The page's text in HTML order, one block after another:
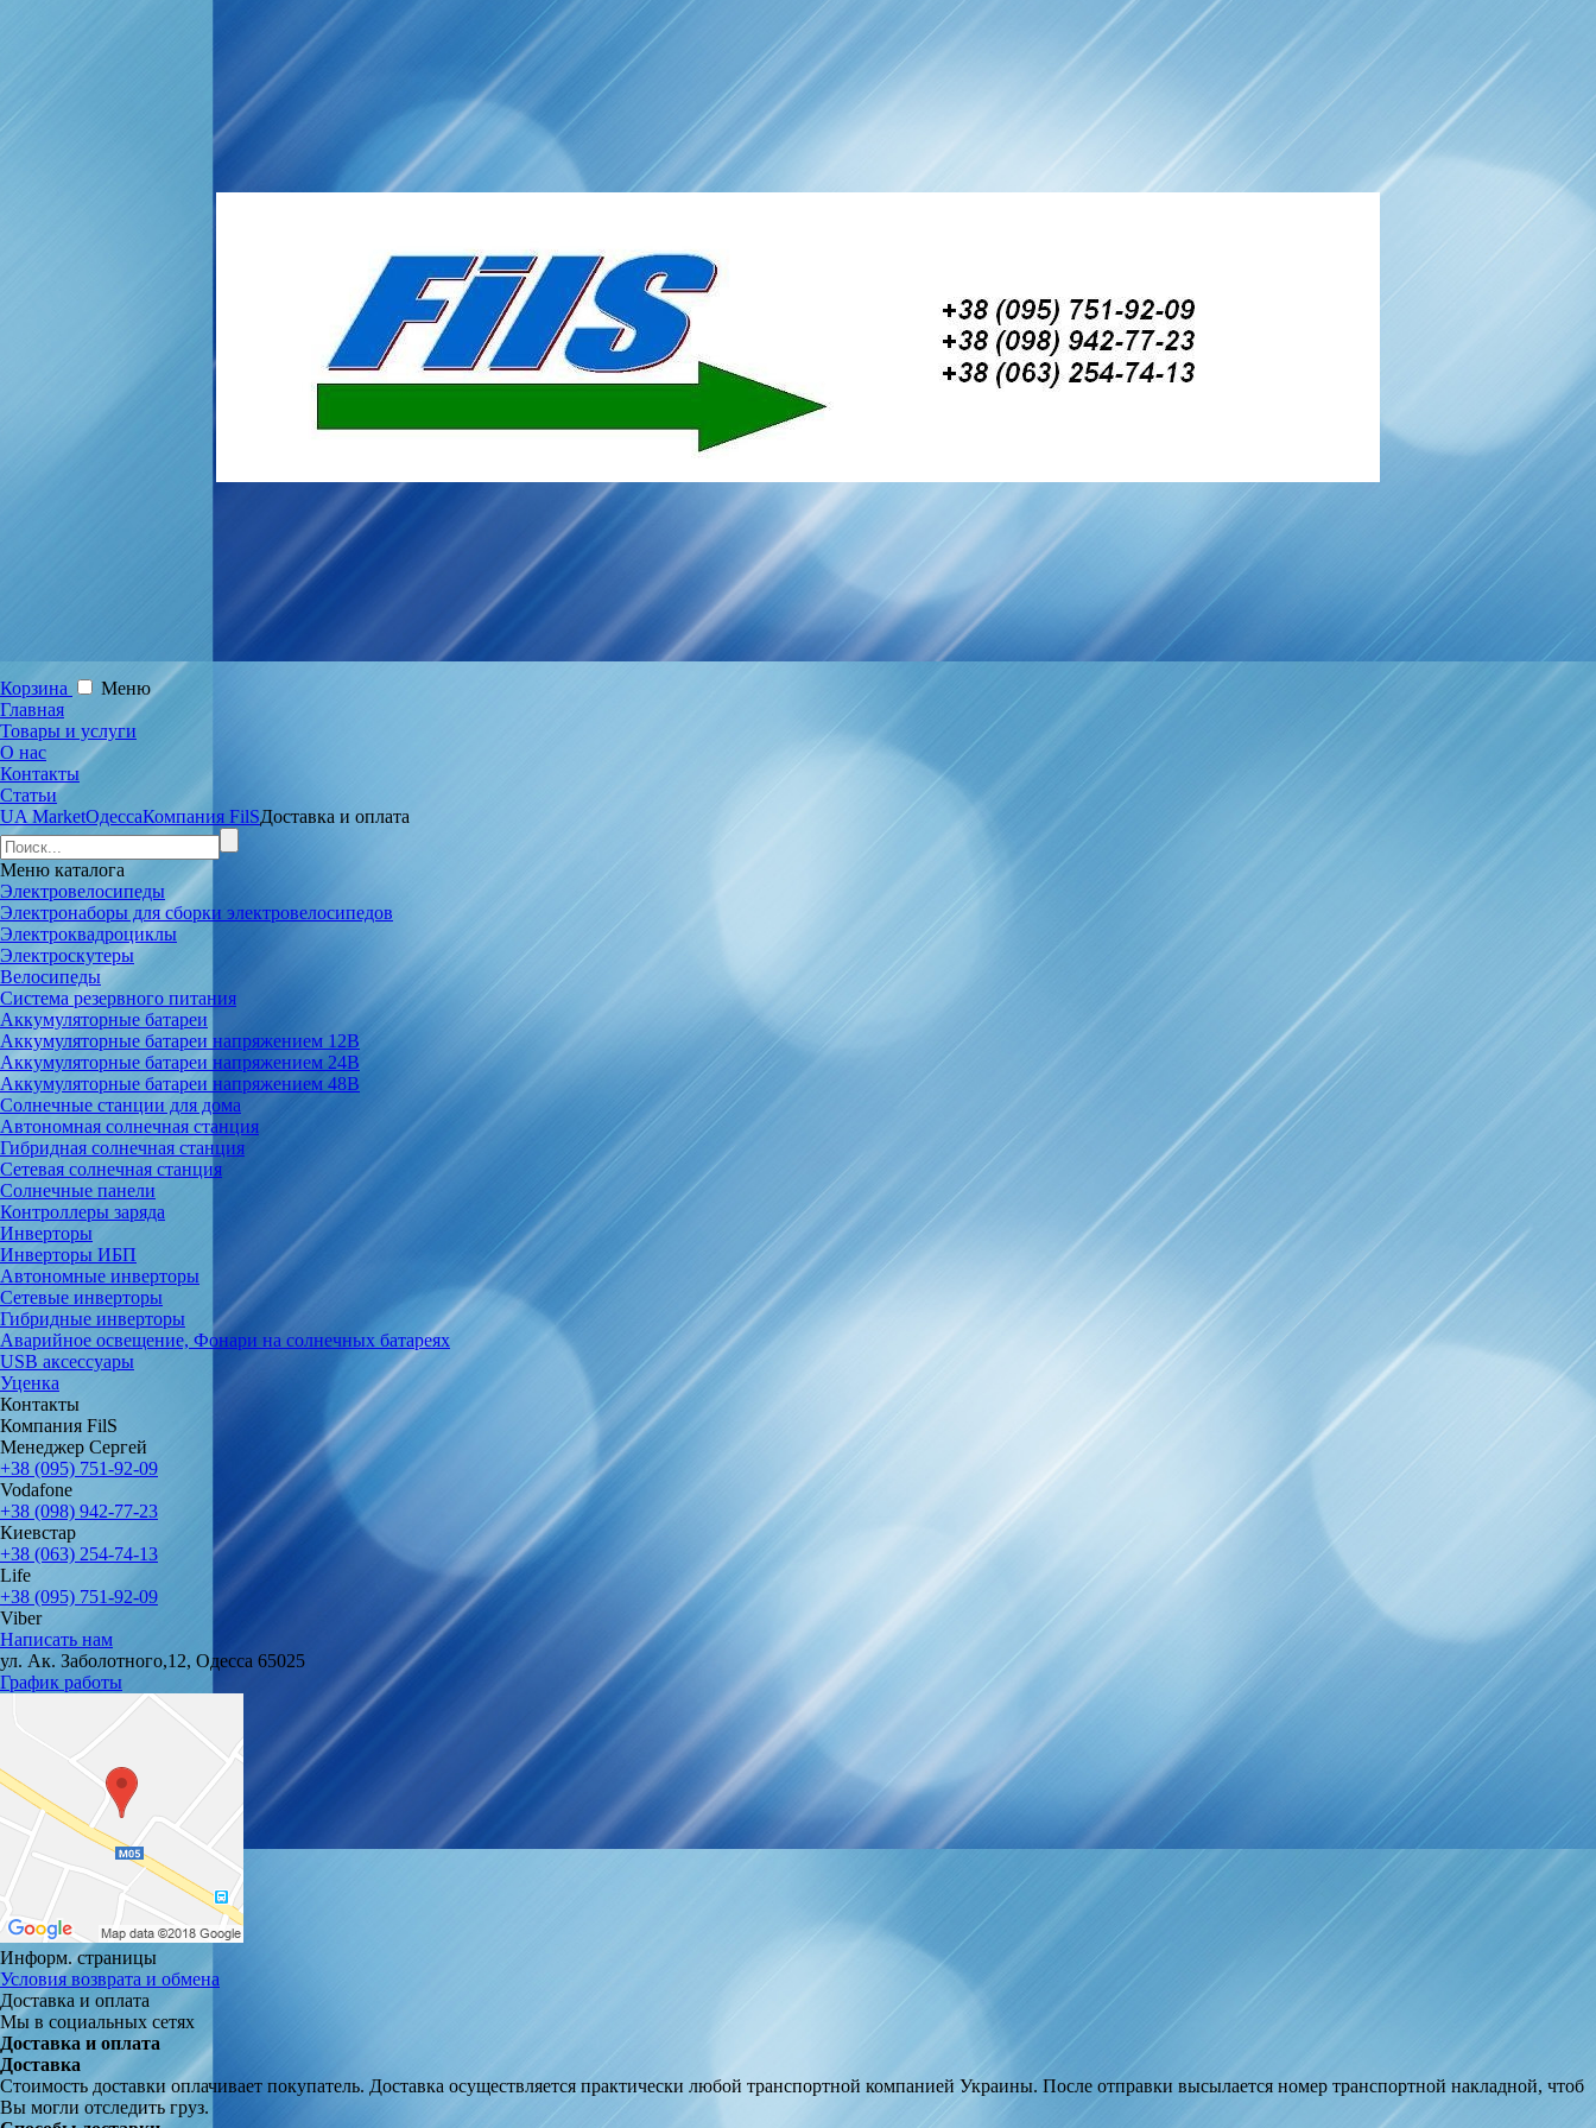
Корзина
Меню
Главная
Товары и услуги
О нас
Контакты
Статьи
UA MarketОдессаКомпания FilSДоставка и оплата
Меню каталога
Электровелосипеды
Электронаборы для сборки электровелосипедов
Электроквадроциклы
Электроскутеры
Велосипеды
Система резервного питания
Аккумуляторные батареи
Аккумуляторные батареи напряжением 12В
Аккумуляторные батареи напряжением 24В
Аккумуляторные батареи напряжением 48В
Солнечные станции для дома
Автономная солнечная станция
Гибридная солнечная станция
Сетевая солнечная станция
Солнечные панели
Контроллеры заряда
Инверторы
Инверторы ИБП
Автономные инверторы
Сетевые инверторы
Гибридные инверторы
Аварийное освещение, Фонари на солнечных батареях
USB аксессуары
Уценка
Контакты
Компания FilS
Менеджер Сергей
+38 (095) 751-92-09
Vodafone
+38 (098) 942-77-23
Киевстар
+38 (063) 254-74-13
Life
+38 (095) 751-92-09
Viber
Написать нам
ул. Ак. Заболотного,12, Одесса 65025
График работы
Информ. страницы
Условия возврата и обмена
Доставка и оплата
Мы в социальных сетях
Доставка и оплата
Доставка
Стоимость доставки оплачивает покупатель. Доставка осуществляется практически любой транспортной компанией Украины. После отправки высылается номер транспортной накладной, чтоб
Вы могли отследить груз.